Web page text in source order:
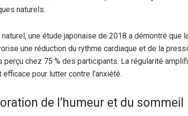
naturels.
naturel, une étude japonaise de 2018 a démontré que
une réduction du rythme cardiaque et de la
perçu chez 75 % des participants. La régularité
pour lutter contre l’anxiété.
de l’humeur et du sommeil